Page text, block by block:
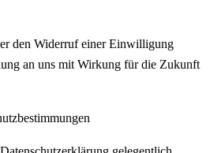
den Widerruf einer Einwilligung
an uns mit Wirkung für die Zukunft